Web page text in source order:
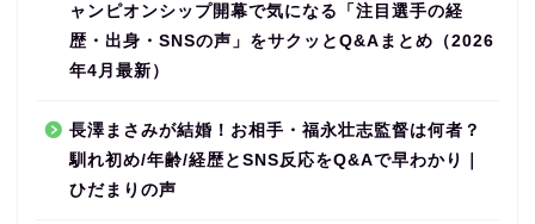
ャンピオンシップ開幕で気になる「注目選手の経
歴・出身・SNSの声」をサクッとQ&Aまとめ（2026
年4月最新）
長澤まさみが結婚！お相手・福永壮志監督は何者？
馴れ初め/年齢/経歴とSNS反応をQ&Aで早わかり｜
ひだまりの声